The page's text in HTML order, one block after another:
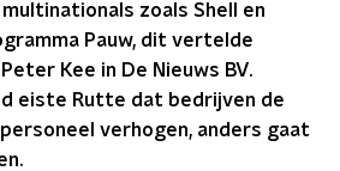
zoals Shell en
Pauw, dit vertelde
Kee in De Nieuws BV.
eiste Rutte dat bedrijven de
verhogen, anders gaat